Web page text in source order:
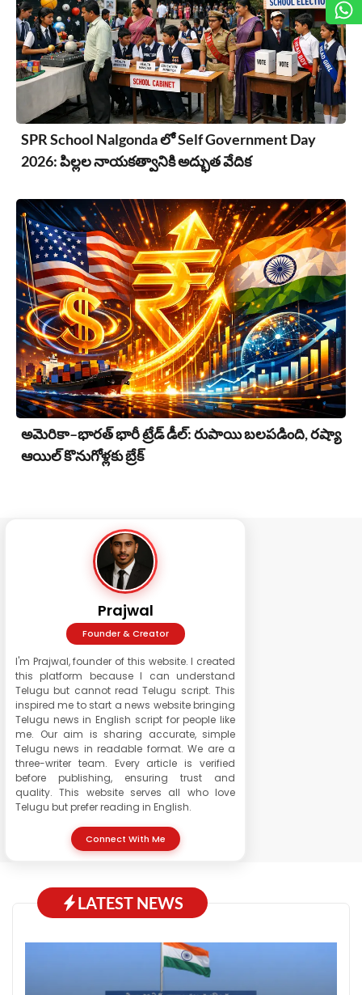
SPR School Nalgonda లో Self Government Day
2026: పిల్లల నాయకత్వానికి అద్భుత వేదిక
అమెరికా–భారత్ భారీ ట్రేడ్ డీల్: రుపాయి బలపడింది, రష్యా
ఆయిల్ కొనుగోళ్లకు బ్రేక్
Prajwal
Founder & Creator
I'm Prajwal, founder of this website. I created
this platform because I can understand
Telugu but cannot read Telugu script. This
inspired me to start a news website bringing
Telugu news in English script for people like
me. Our aim is sharing accurate, simple
Telugu news in readable format. We are a
three-writer team. Every article is verified
before publishing, ensuring trust and
quality. This website serves all who love
Telugu but prefer reading in English.
Connect With Me
LATEST NEWS